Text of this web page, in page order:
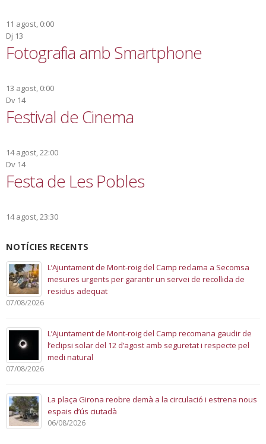
11 agost, 0:00
Dj 13
Fotografia amb Smartphone
13 agost, 0:00
Dv 14
Festival de Cinema
14 agost, 22:00
Dv 14
Festa de Les Pobles
14 agost, 23:30
NOTÍCIES RECENTS
La Festa de les Pobles torna amb tres dies de música,
tradició i cultura
06/08/2026
Casal d’Avis i Polivalent de Miami Platja
05/08/2026
04/08/2026